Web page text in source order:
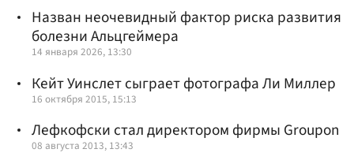
Назван неочевидный фактор риска развития
болезни Альцгеймера
14 января 2026, 13:30
Кейт Уинслет сыграет фотографа Ли Миллер
16 октября 2015, 15:13
Лефкофски стал директором фирмы Groupon
08 августа 2013, 13:43